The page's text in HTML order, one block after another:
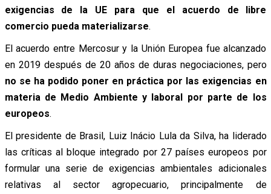
exigencias de la UE para que el acuerdo de libre
comercio pueda materializarse.
El acuerdo entre Mercosur y la Unión Europea fue alcanzado
en 2019 después de 20 años de duras negociaciones, pero
no se ha podido poner en práctica por las exigencias en
materia de Medio Ambiente y laboral por parte de los
europeos.
El presidente de Brasil, Luiz Inácio Lula da Silva, ha liderado
las críticas al bloque integrado por 27 países europeos por
formular una serie de exigencias ambientales adicionales
relativas al sector agropecuario, principalmente de